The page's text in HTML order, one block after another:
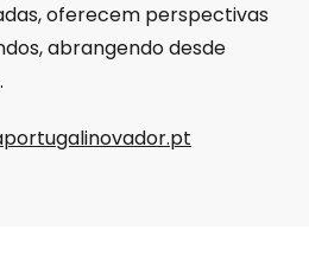
oferecem perspectivas
abrangendo desde